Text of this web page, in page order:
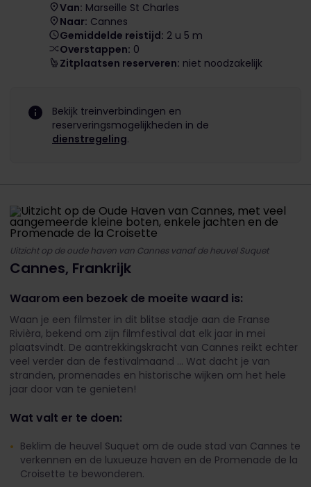
Van: Marseille St Charles
Naar: Cannes
Gemiddelde reistijd: 2 u 5 m
Overstappen: 0
Zitplaatsen reserveren: niet noodzakelijk
Bekijk treinverbindingen en
reserveringsmogelijkheden in de
dienstregeling.
Uitzicht op de oude haven van Cannes vanaf de heuvel Suquet
Cannes, Frankrijk
Waarom een bezoek de moeite waard is:
Waan je een filmster in dit blitse stadje aan de Franse
Rivièra, bekend om zijn filmfestival dat elk jaar in mei
plaatsvindt. De aantrekkingskracht van Cannes reikt echter
veel verder dan de festivalmaand ... Wat dacht je van
stranden, promenades en historische wijken om het hele
jaar door van te genieten!
Wat valt er te doen:
Beklim de heuvel Suquet om de oude stad van Cannes te
verkennen en de luxueuze haven en de Promenade de la
Croisette te bewonderen.